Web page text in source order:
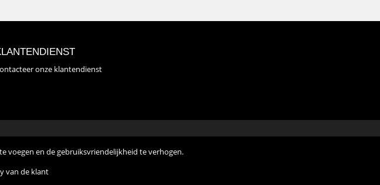
voegen en de gebruiksvriendelijkheid te verhogen.
van de klant
onze klantendienst
** © Fleurop Interflora, Belgium 2018 ** •